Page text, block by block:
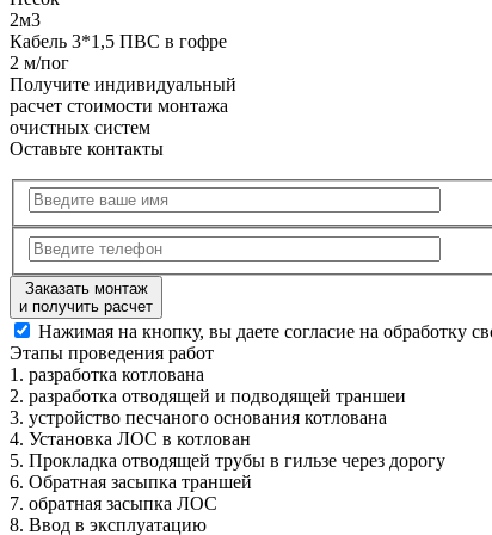
2м3
Кабель 3*1,5 ПВС в гофре
2 м/пог
Получите индивидуальный
расчет стоимости монтажа
очистных систем
Оставьте контакты
Заказать монтаж
и получить расчет
Нажимая на кнопку, вы даете согласие на обработку
Этапы проведения работ
1. разработка котлована
2. разработка отводящей и подводящей траншеи
3. устройство песчаного основания котлована
4. Установка ЛОС в котлован
5. Прокладка отводящей трубы в гильзе через дорогу
6. Обратная засыпка траншей
7. обратная засыпка ЛОС
8. Ввод в эксплуатацию